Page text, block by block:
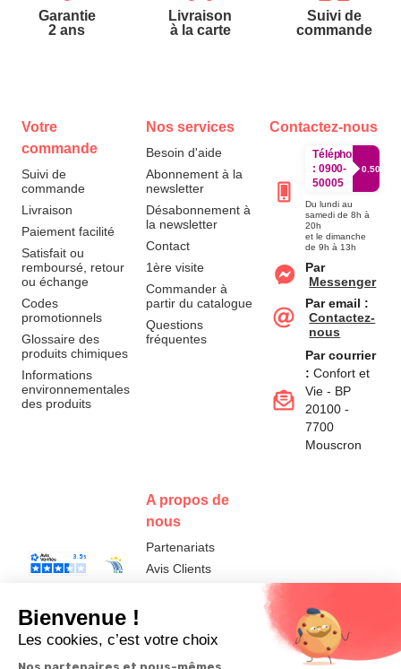
Garantie
2 ans
Livraison
à la carte
Suivi de
commande
Votre
commande
Suivi de
commande
Livraison
Paiement facilité
Satisfait ou
remboursé, retour
ou échange
Codes
promotionnels
Glossaire des
produits chimiques
Informations
environnementales
des produits
Nos services
Besoin d'aide
Abonnement à la
newsletter
Désabonnement à
la newsletter
Contact
1ère visite
Commander à
partir du catalogue
Questions
fréquentes
A propos de
nous
Partenariats
Avis Clients
Contactez-nous
Téléphone
: 0900-
50005
0.50€/
Du lundi au
samedi de 8h à
20h
et le dimanche
de 9h à 13h
Par
Messenger
Par email :
Contactez-
nous
Par courrier
: Confort et
Vie - BP
20100 -
7700
Mouscron
Données
personnelles et
Paramétrer
les cookies
légales
Conditions
générales de